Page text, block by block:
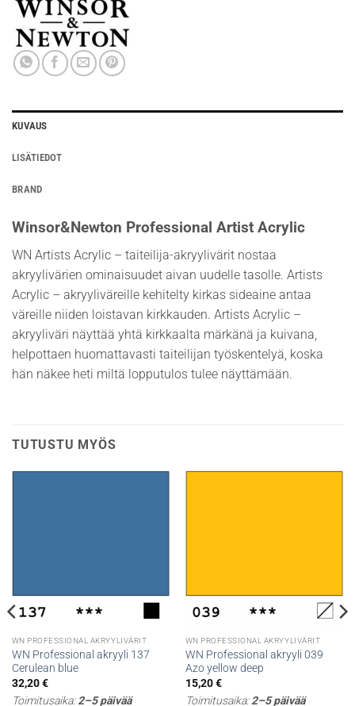
KUVAUS
LISÄTIEDOT
BRAND
Winsor&Newton Professional Artist Acrylic
WN Artists Acrylic – taiteilija-akryylivärit nostaa
akryylivärien ominaisuudet aivan uudelle tasolle. Artists
Acrylic – akryyliväreille kehitelty kirkas sideaine antaa
väreille niiden loistavan kirkkauden. Artists Acrylic –
akryyliväri näyttää yhtä kirkkaalta märkänä ja kuivana,
helpottaen huomattavasti taiteilijan työskentelyä, koska
hän näkee heti miltä lopputulos tulee näyttämään.
TUTUSTU MYÖS
WN PROFESSIONAL AKRYYLIVÄRIT
WN Professional akryyli 137
Cerulean blue
32,20€
Toimitusaika:2–5 päivää
WN PROFESSIONAL AKRYYLIVÄRIT
WN Professional akryyli 039
Azo yellow deep
15,20€
Toimitusaika:2–5 päivää